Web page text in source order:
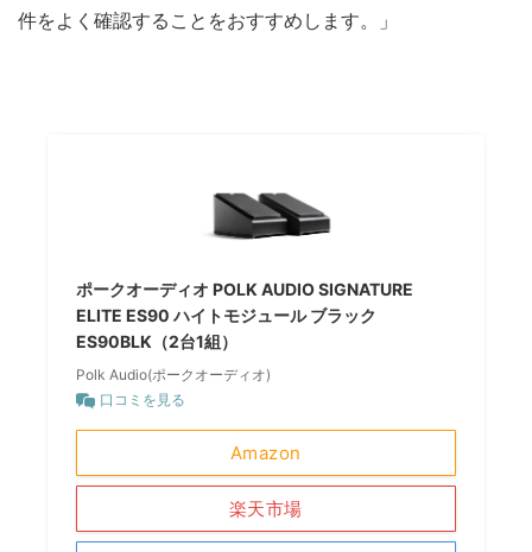
件をよく確認することをおすすめします。」
ポークオーディオ POLK AUDIO SIGNATURE
ELITE ES90 ハイトモジュール ブラック
ES90BLK（2台1組）
Polk Audio(ポークオーディオ)
口コミを見る
Amazon
楽天市場